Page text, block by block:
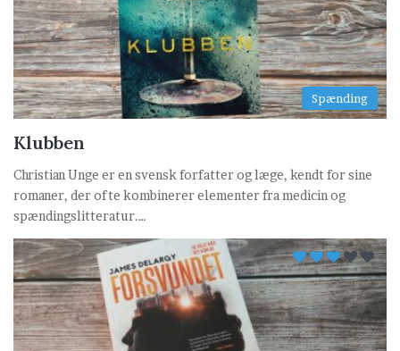
Spænding
Klubben
Christian Unge er en svensk forfatter og læge, kendt for sine
romaner, der ofte kombinerer elementer fra medicin og
spændingslitteratur.…